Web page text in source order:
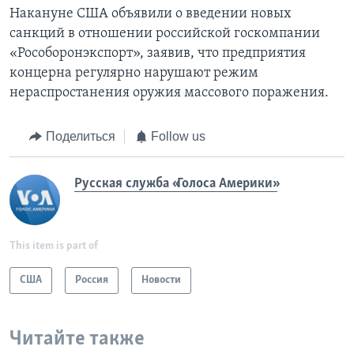
Накануне США объявили о введении новых
санкций в отношении российской госкомпании
«Рособоронэкспорт», заявив, что предприятия
концерна регулярно нарушают режим
нераспростанения оружия массового поражения.
Поделиться Follow us
Русская служба «Голоса Америки»
This item is part of
США Россия Новости
Читайте также